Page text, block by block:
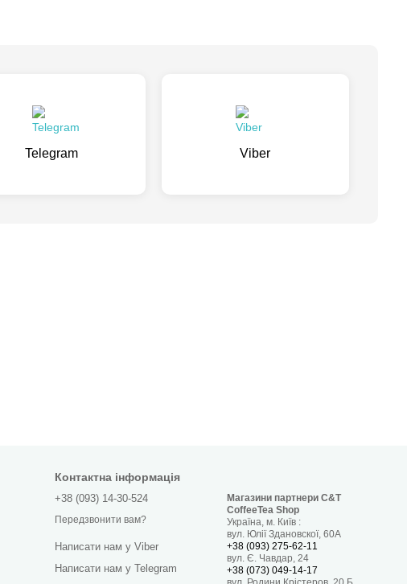
Telegram Viber
Контактна інформація
+38 (093) 14-30-524
Передзвонити вам?
Написати нам у Viber
Написати нам у Telegram
Магазини партнери C&T
CoffeeTea Shop
Україна, м. Київ :
вул. Юлії Здановскої, 60А
+38 (093) 275-62-11
вул. Є. Чавдар, 24
+38 (073) 049-14-17